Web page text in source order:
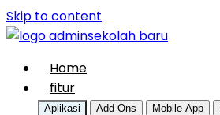
Skip to content
Home
fitur
Aplikasi Add-Ons Mobile App